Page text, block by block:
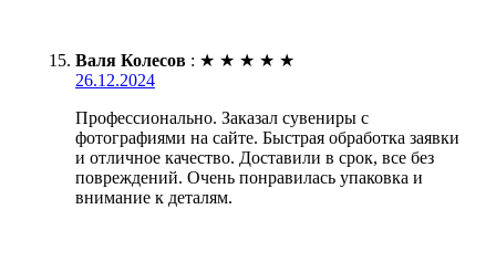
Валя Колесов : ★ ★ ★ ★ ★
26.12.2024
Профессионально. Заказал сувениры с
фотографиями на сайте. Быстрая обработка заявки
и отличное качество. Доставили в срок, все без
повреждений. Очень понравилась упаковка и
внимание к деталям.